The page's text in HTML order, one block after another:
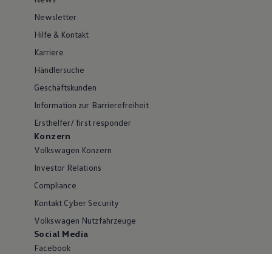
Newsletter
Hilfe & Kontakt
Karriere
Händlersuche
Geschäftskunden
Information zur Barrierefreiheit
Ersthelfer/ first responder
Konzern
Volkswagen Konzern
Investor Relations
Compliance
Kontakt Cyber Security
Volkswagen Nutzfahrzeuge
Social Media
Facebook